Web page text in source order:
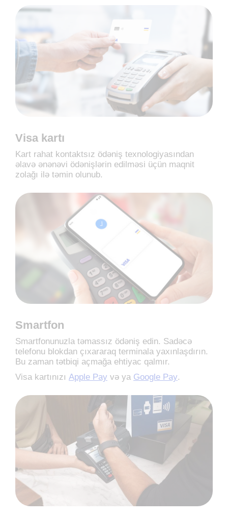
Visa kartı
Kart rahat kontaktsız ödəniş texnologiyasından
əlavə ənənəvi ödənişlərin edilməsi üçün maqnit
zolağı ilə təmin olunub.
Smartfon
Smartfonunuzla təmassız ödəniş edin. Sadəcə
telefonu blokdan çıxararaq terminala yaxınlaşdırın.
Bu zaman tətbiqi açmağa ehtiyac qalmır.
Visa kartınızı Apple Pay və ya Google Pay.